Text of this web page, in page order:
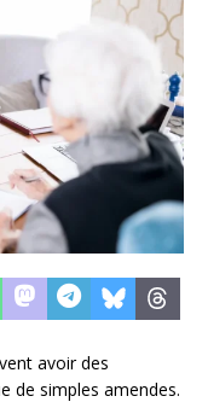
avoir des
de simples amendes.